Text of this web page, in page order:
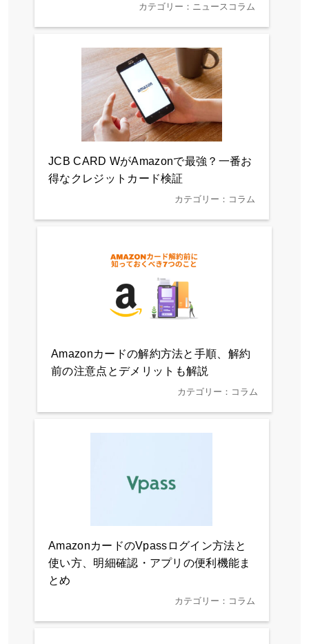
カテゴリー：ニュースコラム
JCB CARD WがAmazonで最強？一番お
得なクレジットカード検証
カテゴリー：コラム
Amazonカードの解約方法と手順、解約
前の注意点とデメリットも解説
カテゴリー：コラム
AmazonカードのVpassログイン方法と
使い方、明細確認・アプリの便利機能ま
とめ
カテゴリー：コラム